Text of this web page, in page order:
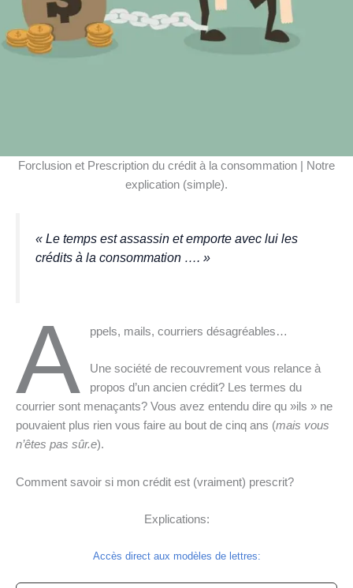
Forclusion et Prescription du crédit à la consommation | Notre
explication (simple).
« Le temps est assassin et emporte avec lui les
crédits à la consommation …. »
A ppels, mails, courriers désagréables…
Une société de recouvrement vous relance à
propos d’un ancien crédit? Les termes du
courrier sont menaçants? Vous avez entendu dire qu »ils » ne
pouvaient plus rien vous faire au bout de cinq ans (mais vous
n’êtes pas sûr.e).
Comment savoir si mon crédit est (vraiment) prescrit?
Explications:
Accès direct aux modèles de lettres: